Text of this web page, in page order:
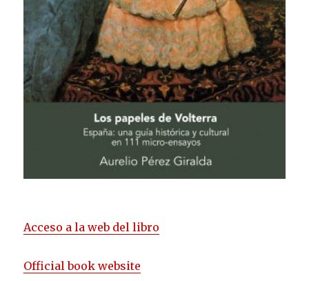
Acceso a la web del libro
Official book website